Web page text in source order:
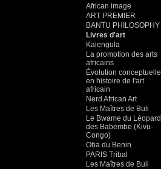
African image
ART PREMIER
BANTU PHILOSOPHY
Livres d'art
Kalengula
La promotion des arts
africains
Évolution conceptuelle
en histoire de l'art
africain
Nerd African Art
Les Maîtres de Buli
Le Bwame du Léopard
des Babembe (Kivu-
Congo)
Oba du Benin
PARIS Tribal
Les Maîtres de Buli